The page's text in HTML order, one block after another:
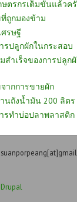
ษตรกรเต็มขั้นแล้วค
ถูกมองข้าม
ศรษฐี
รปลูกผักในกระสอบ
สำเร็จของการปลูก
ากการขายผัก
านถังน้ำมัน 200 ลิตร
รทำบ่อปลาพลาสติก
Drupal